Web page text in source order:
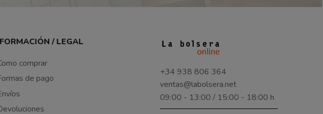
/ LEGAL
comprar
de pago
+34 938 806 364
ventas@labolsera.net
09:00 - 13:00 / 15:00 - 18:00 h